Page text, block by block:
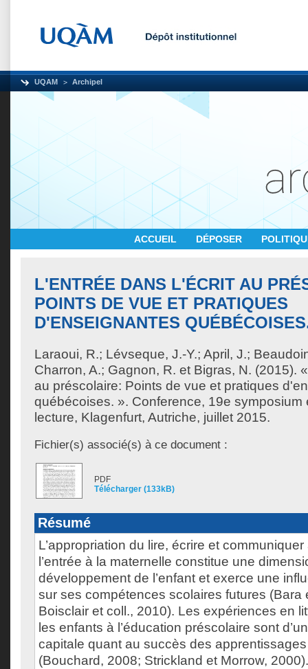
UQAM Archipel
ACCUEIL DÉPOSER
L'ENTRÉE DANS L'ÉCRIT AU
POINTS DE VUE ET PRATIQUES
D'ENSEIGNANTES
Laraoui, R.; Lévseque, J.-Y.; April, J.;
Charron, A.; Gagnon, R. et Bigras, N. (2015).
au préscolaire: Points de vue et pratiques
québécoises. ». Conference, 19e symposium
lecture, Klagenfurt, Autriche, juillet 2015.
Fichier(s) associé(s) à ce document :
PDF
Télécharger (133kB)
Résumé
L’appropriation du lire, écrire et
l’entrée à la maternelle constitue une
développement de l’enfant et exerce une
sur ses compétences scolaires futures (Bara
Boisclair et coll., 2010). Les expériences en
les enfants à l’éducation préscolaire sont
capitale quant au succès des
(Bouchard, 2008; Strickland et Morrow,